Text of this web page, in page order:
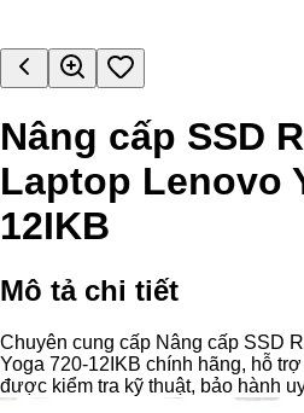
Nâng cấp SSD
Laptop Lenovo
12IKB
Mô tả chi tiết
Chuyên cung cấp Nâng cấp SSD
Yoga 720-12IKB chính hãng, hỗ
được kiểm tra kỹ thuật, bảo hành